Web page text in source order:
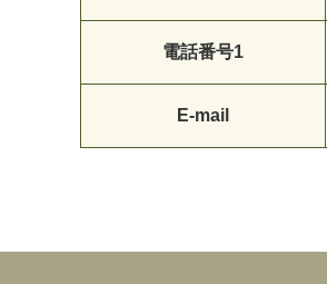
電話番号1
E-mail